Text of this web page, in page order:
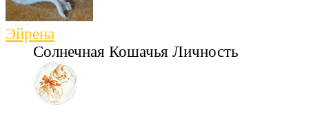
Эйрена
Солнечная Кошачья Личность